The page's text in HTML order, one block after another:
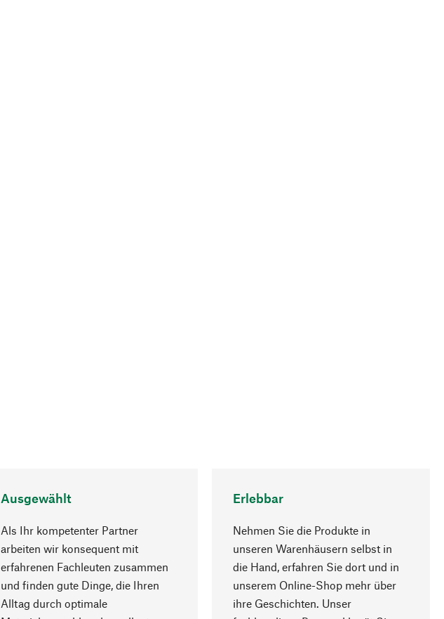
Ausgewählt
Als Ihr kompetenter Partner
arbeiten wir konsequent mit
erfahrenen Fachleuten zusammen
und finden gute Dinge, die Ihren
Alltag durch optimale
Erlebbar
Nehmen Sie die Produkte in
unseren Warenhäusern selbst in
die Hand, erfahren Sie dort und in
unserem Online-Shop mehr über
ihre Geschichten. Unser